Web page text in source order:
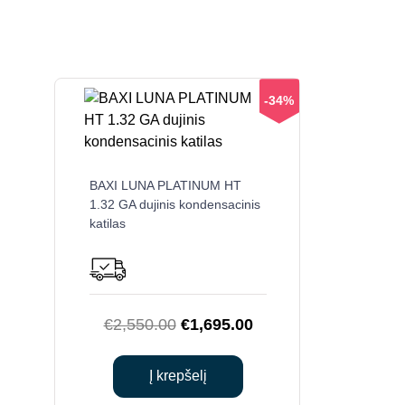
-34%
BAXI LUNA PLATINUM HT
1.32 GA dujinis kondensacinis
katilas
€2,550.00 Original
was:
€2,550.00.
€1,695.00Current
Į krepšelį